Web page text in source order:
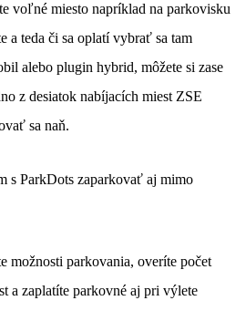
voľné miesto napríklad na parkovisku
a teda či sa oplatí vybrať sa tam
alebo plugin hybrid, môžete si zase
z desiatok nabíjacích miest ZSE
sa naň.
s ParkDots zaparkovať aj mimo
možnosti parkovania, overíte počet
a zaplatíte parkovné aj pri výlete